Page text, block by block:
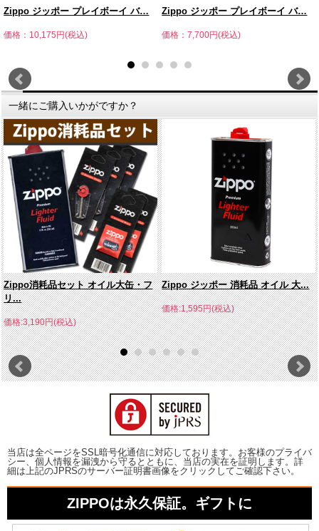
Zippo ジッポー プレイボーイ バ…
価格：10,175円(税込)
Zippo ジッポー プレイボーイ バ…
価格：7,700円(税込)
一緒にご購入いかがですか？
Zippo消耗品セット オイル大缶・フ
リ...
価格:3,190円(税込)
Zippo ジッポー 消耗品 オイル 大...
価格:1,595円(税込)
当店は全ページをSSL暗号化通信に対応しております。お客様のプライバ
シー、個人情報を漏洩から守るとともに、当店の実在を証明します。詳
細は上記のJPRSのサーバー証明書画像をクリックしてご確認下さい。
ZIPPOは永久保証。ギフトに